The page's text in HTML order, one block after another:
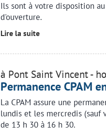
Ils sont à votre disposition
d'ouverture.
Lire la suite
à Pont Saint Vincent -
Permanence CPAM
La CPAM assure une
lundis et les mercredis (sauf
de 13 h 30 à 16 h 30.